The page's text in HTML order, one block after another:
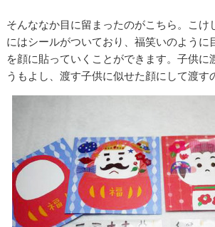
そんななか目に留まったのがこちら。こけ
にはシールがついており、福笑いのように
を顔に貼っていくことができます。子供に
うもよし、渡す子供に似せた顔にして渡す